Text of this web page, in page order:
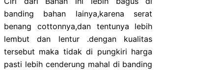
banding bahan lainya,karena serat
benang cottonnya,dan tentunya lebih
lembut dan lentur .dengan kualitas
tersebut maka tidak di pungkiri harga
pasti lebih cenderung mahal di banding